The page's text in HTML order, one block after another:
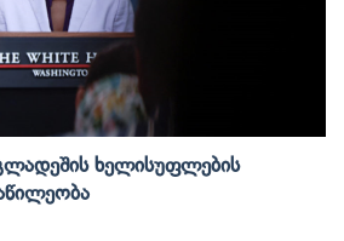
Ხელისუფლების